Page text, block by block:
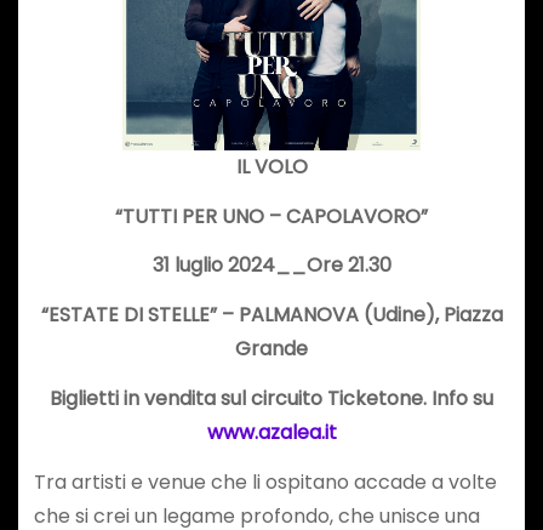
IL VOLO
“TUTTI PER UNO – CAPOLAVORO”
31 luglio 2024__Ore 21.30
“ESTATE DI STELLE” – PALMANOVA (Udine), Piazza
Grande
Biglietti in vendita sul circuito Ticketone. Info su
www.azalea.it
Tra artisti e venue che li ospitano accade a volte
che si crei un legame profondo, che unisce una